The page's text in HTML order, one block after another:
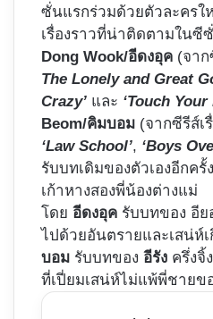
ซั่นแรกร่วมด้วยตัวละครใ
เรื่องราวที่น่าติดตามในซี
Dong Wook/อีดงอุค (จาก
The Lonely and Great
Crazy’ และ ‘Touch Your
Beom/คิมบอม (จากซีรีส์เ
‘Law School’, ‘Boys
รับบทเดิมของตัวเองอีกค
เก้าหางสองพี่น้องต่างแม่
โดย อีดงอุค รับบทของ อีย
ไปด้วยอันตรายและเสน่ห์
บอม รับบทของ อีรัง ครึ่งจิ้
ที่เปี่ยมเสน่ห์ไม่แพ้พี่ชายข